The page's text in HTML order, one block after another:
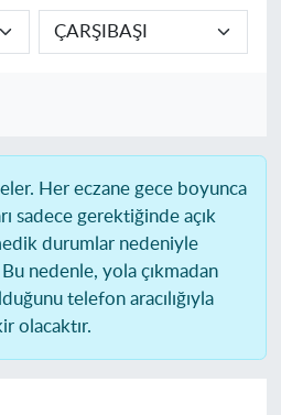
Her eczane gece boyunca
sadece gerektiğinde açık
durumlar nedeniyle
nedenle, yola çıkmadan
telefon aracılığıyla
olacaktır.